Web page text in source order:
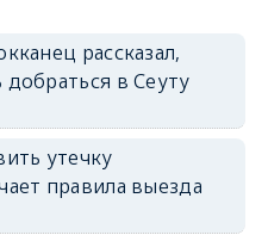
рассказал,
в Сеуту
утечку
правила выезда